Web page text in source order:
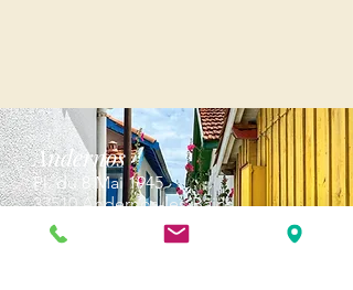
Andernos
Pl. du 8 Mai 1945
33510 Andernos-les-Bains